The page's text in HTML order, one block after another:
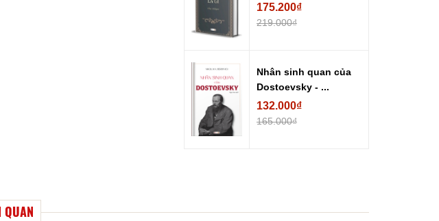
175.200₫
219.000₫
Nhân sinh quan của
Dostoevsky - ...
132.000₫
165.000₫
QUAN